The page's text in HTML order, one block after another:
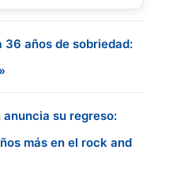
36 años de sobriedad:
su regreso:
más en el rock and